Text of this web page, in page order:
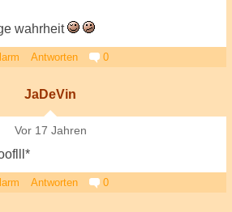
wahrheit
Antworten 0
JaDeVin
Vor 17 Jahren
Antworten 0